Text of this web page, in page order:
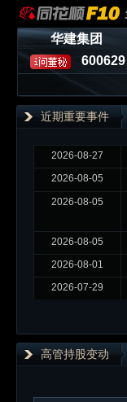
华建集团
600629
近期重要事件
2026-08-27
2026-08-05
2026-08-05
2026-08-05
2026-08-01
2026-07-29
高管持股变动